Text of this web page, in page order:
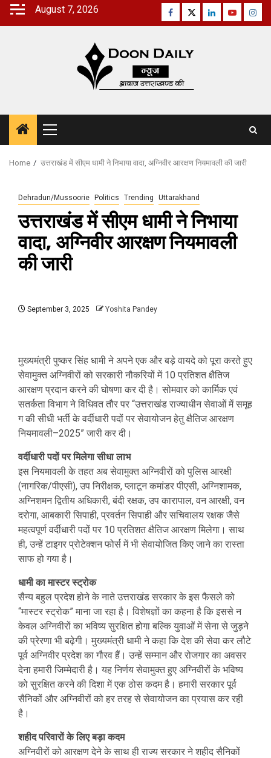
Skip
August 7, 2026 Facebook
TwitterLinkedinYoutube
Primary
Menu
Home उत्तराखंड में सीएम धामी ने निभाया वादा, अग्निवीर आरक्षण नियमावली की जारी
Dehradun/Mussoorie Politics Trending Uttarakhand
उत्तराखंड में सीएम धामी ने निभाया
वादा, अग्निवीर आरक्षण नियमावली
की जारी
September 3, 2025 Yoshita Pandey
मुख्यमंत्री पुष्कर सिंह धामी ने अपने एक और बड़े वायदे को पूरा करते हुए
सेवामुक्त अग्निवीरों को सरकारी नौकरियों में 10 प्रतिशत क्षैतिज
आरक्षण प्रदान करने की घोषणा कर दी है। सोमवार को कार्मिक एवं
सतर्कता विभाग ने विधिवत तौर पर “उत्तराखंड राज्याधीन सेवाओं में समूह
ग की सीधी भर्ती के वर्दीधारी पदों पर सेवायोजन हेतु क्षैतिज आरक्षण
नियमावली–2025” जारी कर दी।
वर्दीधारी पदों पर मिलेगा सीधा लाभ
इस नियमावली के तहत अब सेवामुक्त अग्निवीरों को पुलिस आरक्षी
(नागरिक/पीएसी), उप निरीक्षक, प्लाटून कमांडर पीएसी, अग्निशामक,
अग्निशमन द्वितीय अधिकारी, बंदी रक्षक, उप कारापाल, वन आरक्षी, वन
दरोगा, आबकारी सिपाही, प्रवर्तन सिपाही और सचिवालय रक्षक जैसे
महत्वपूर्ण वर्दीधारी पदों पर 10 प्रतिशत क्षैतिज आरक्षण मिलेगा। साथ
ही, उन्हें टाइगर प्रोटेक्शन फोर्स में भी सेवायोजित किए जाने का रास्ता
साफ हो गया है।
धामी का मास्टर स्ट्रोक
सैन्य बहुल प्रदेश होने के नाते उत्तराखंड सरकार के इस फैसले को
“मास्टर स्ट्रोक” माना जा रहा है। विशेषज्ञों का कहना है कि इससे न
केवल अग्निवीरों का भविष्य सुरक्षित होगा बल्कि युवाओं में सेना से जुड़ने
की प्रेरणा भी बढ़ेगी। मुख्यमंत्री धामी ने कहा कि देश की सेवा कर लौटे
पूर्व अग्निवीर प्रदेश का गौरव हैं। उन्हें सम्मान और रोजगार का अवसर
देना हमारी जिम्मेदारी है। यह निर्णय सेवामुक्त हुए अग्निवीरों के भविष्य
को सुरक्षित करने की दिशा में एक ठोस कदम है। हमारी सरकार पूर्व
सैनिकों और अग्निवीरों को हर तरह से सेवायोजन का प्रयास कर रही
है।
शहीद परिवारों के लिए बड़ा कदम
अग्निवीरों को आरक्षण देने के साथ ही राज्य सरकार ने शहीद सैनिकों